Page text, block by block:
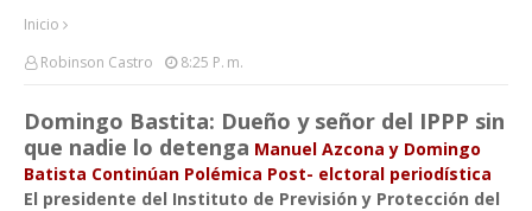
Inicio
Robinson Castro
8:25 P. M.
Domingo Bastita: Dueño y señor del IPPP sin
que nadie lo detenga Manuel Azcona y Domingo
Batista Continúan Polémica Post- elctoral periodística
El presidente del Instituto de Previsión y Protección del